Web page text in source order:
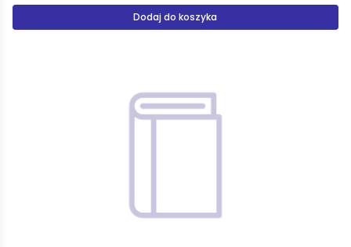
Dodaj do koszyka